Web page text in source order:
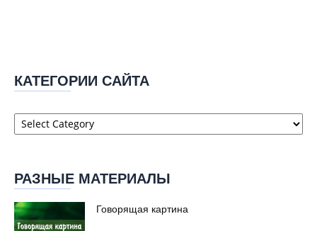
КАТЕГОРИИ САЙТА
Категории
сайта
РАЗНЫЕ МАТЕРИАЛЫ
Говорящая картина